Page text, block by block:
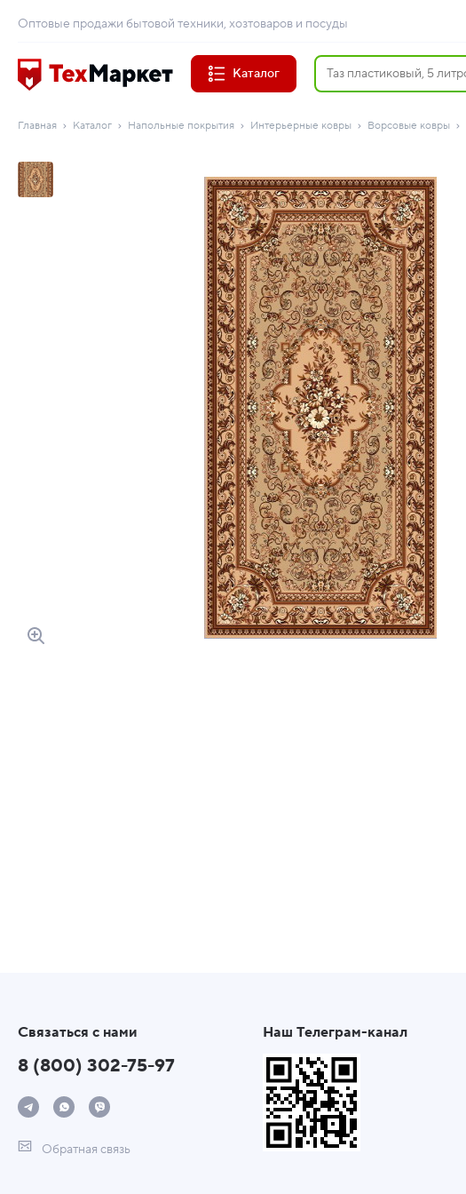
Оптовые продажи бытовой техники, хозтоваров и посуды
Каталог
Главная Каталог Напольные покрытия Интерьерные ковры Ворсовые ковры
Связаться с нами
8 (800) 302-75-97
Обратная связь
Наш Телеграм-канал